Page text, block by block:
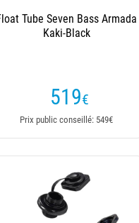
Tube Seven Bass Armada
Kaki-Black
519€
Prix public conseillé: 549€